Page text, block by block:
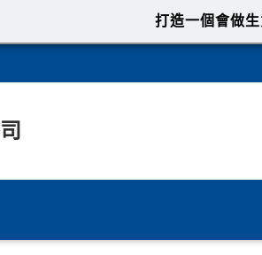
打造一個會做